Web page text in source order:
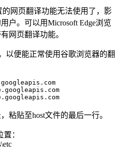
的网页翻译功能无法使用了，影
户。可以用Microsoft Edge浏览
网页翻译功能。
以便能正常使用谷歌浏览器的翻
粘贴至host文件的最后一行。
：